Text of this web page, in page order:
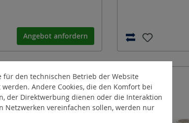
Angebot anfordern
für den technischen Betrieb der Website
Andere Cookies, die den Komfort bei
der Direktwerbung dienen oder die Interaktion
Netzwerken vereinfachen sollen, werden nur